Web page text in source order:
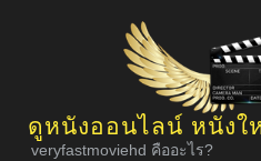
ดูหนังออนไลน์ หนังใ
veryfastmoviehd คืออะไร?